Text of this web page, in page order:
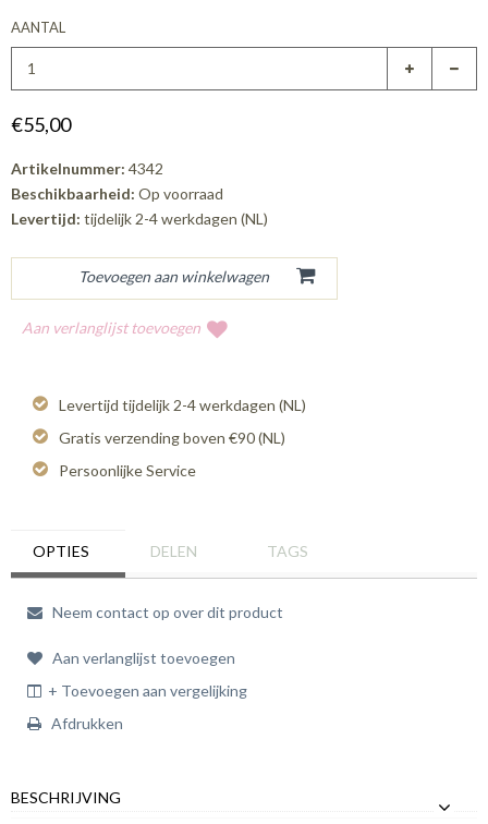
AANTAL
€55,00
Artikelnummer: 4342
Beschikbaarheid: Op voorraad
Levertijd: tijdelijk 2-4 werkdagen (NL)
Aan verlanglijst toevoegen
Levertijd tijdelijk 2-4 werkdagen (NL)
Gratis verzending boven €90 (NL)
Persoonlijke Service
OPTIES DELEN TAGS
Neem contact op over dit product
Aan verlanglijst toevoegen
+ Toevoegen aan vergelijking
Afdrukken
BESCHRIJVING